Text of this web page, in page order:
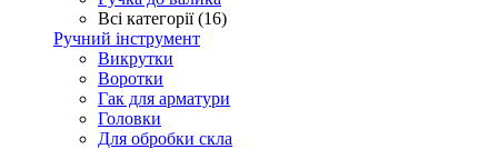
Всі категорії (16)
Ручний інструмент
Викрутки
Воротки
Гак для арматури
Головки
Для обробки скла